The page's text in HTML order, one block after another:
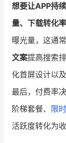
想要让APP持
量、下载转化
曝光量，这通
文案提高搜索
化首屏设计以
最后，付费率
阶梯套餐、 限
活跃度转化为收